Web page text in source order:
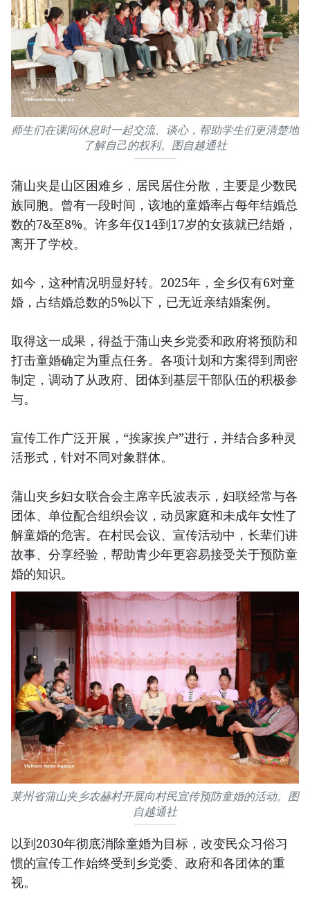
师生们在课间休息时一起交流、谈心，帮助学生们更清楚地
了解自己的权利。图自越通社
蒲山夹是山区困难乡，居民居住分散，主要是少数民
族同胞。曾有一段时间，该地的童婚率占每年结婚总
数的7&至8%。许多年仅14到17岁的女孩就已结婚，
离开了学校。
如今，这种情况明显好转。2025年，全乡仅有6对童
婚，占结婚总数的5%以下，已无近亲结婚案例。
取得这一成果，得益于蒲山夹乡党委和政府将预防和
打击童婚确定为重点任务。各项计划和方案得到周密
制定，调动了从政府、团体到基层干部队伍的积极参
与。
宣传工作广泛开展，“挨家挨户”进行，并结合多种灵
活形式，针对不同对象群体。
蒲山夹乡妇女联合会主席辛氏波表示，妇联经常与各
团体、单位配合组织会议，动员家庭和未成年女性了
解童婚的危害。在村民会议、宣传活动中，长辈们讲
故事、分享经验，帮助青少年更容易接受关于预防童
婚的知识。
莱州省蒲山夹乡农赫村开展向村民宣传预防童婚的活动。图
自越通社
以到2030年彻底消除童婚为目标，改变民众习俗习
惯的宣传工作始终受到乡党委、政府和各团体的重
视。